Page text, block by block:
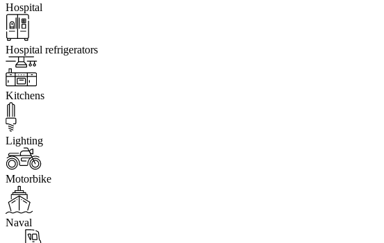
Hospital
Hospital refrigerators
Kitchens
Lighting
Motorbike
Naval